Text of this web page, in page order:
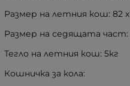
Размер на летния кош: 82
Размер на седящата част:
Тегло на летния кош: 5кг
Кошничка за кола: